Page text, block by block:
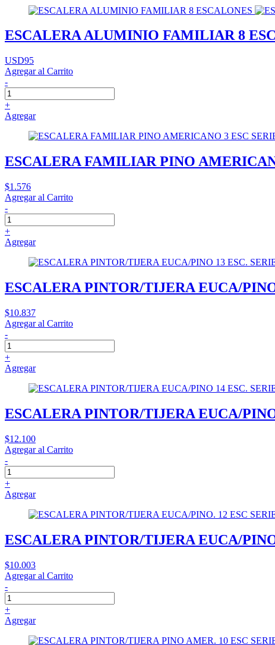
ESCALERA ALUMINIO FAMILIAR 8
USD95
Agregar al Carrito
-
+
Agregar
ESCALERA FAMILIAR PINO
$1.576
Agregar al Carrito
-
+
Agregar
ESCALERA PINTOR/TIJERA EUCA/
$10.837
Agregar al Carrito
-
+
Agregar
ESCALERA PINTOR/TIJERA EUCA/
$12.100
Agregar al Carrito
-
+
Agregar
ESCALERA PINTOR/TIJERA EUCA/
$10.003
Agregar al Carrito
-
+
Agregar